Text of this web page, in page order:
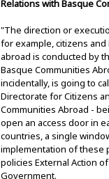
Relations with Basque
"The direction or
for example, citizens
abroad is conducted by
Basque Communities
incidentally, is going to
Directorate for Citizens
Communities Abroad -
open an access door in
countries, a single
implementation of these
policies External Action
Government.